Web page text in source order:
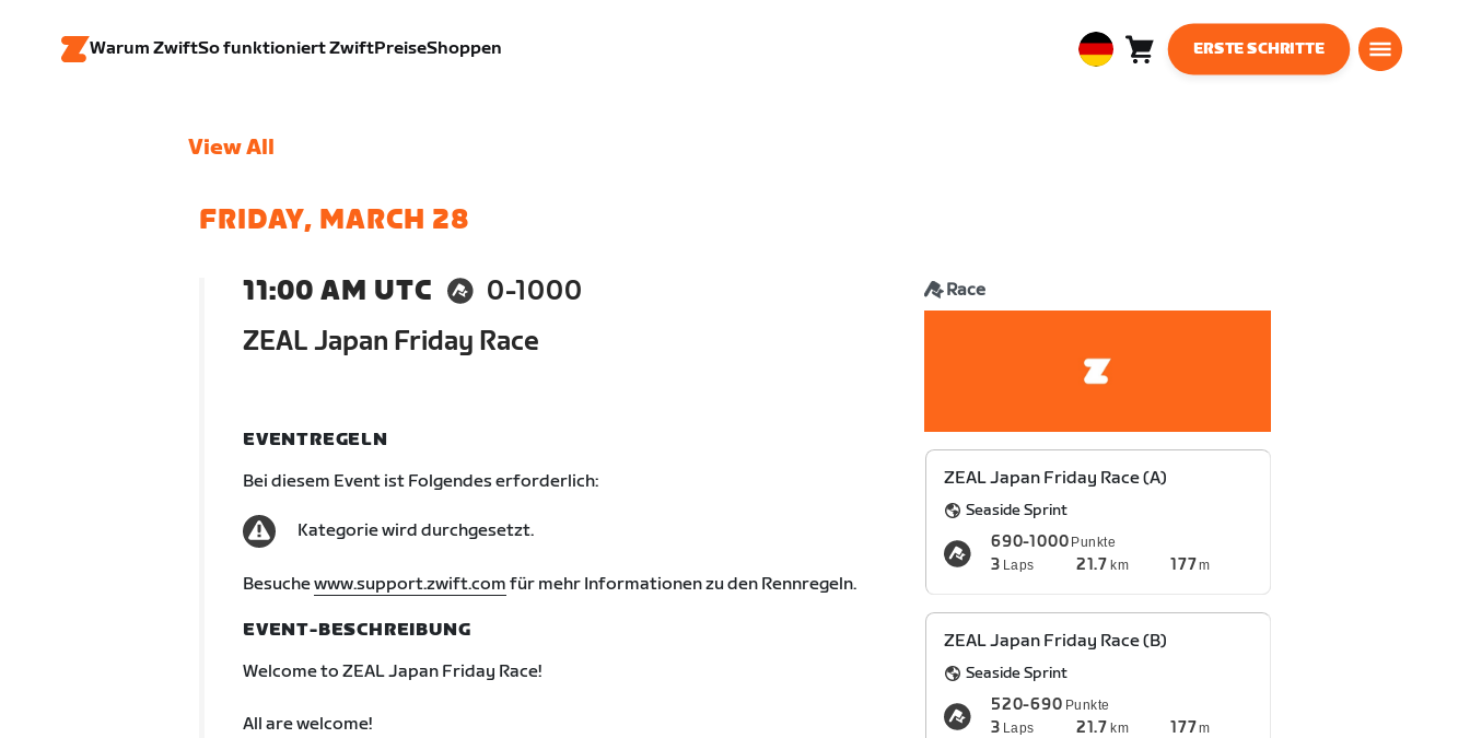
Warum ZwiftSo funktioniert ZwiftPreiseShoppen
EuropeanWarenkorb0
ERSTE SCHRITTE
View All
FRIDAY, MARCH 28
11:00 AM UTC
0-1000
ZEAL Japan Friday Race
Race
EVENTREGELN
Bei diesem Event ist Folgendes erforderlich:
Kategorie wird durchgesetzt.
Besuchewww.support.zwift.com für mehr Informationen zu den Rennregeln.
EVENT-BESCHREIBUNG
Welcome to ZEAL Japan Friday Race!
All are welcome!
ZEAL Japan Friday Race (A)
Seaside Sprint
690-1000 Punkte
3 Laps 21.7 km 177m
ZEAL Japan Friday Race (B)
Seaside Sprint
520-690 Punkte
3 Laps 21.7 km 177m